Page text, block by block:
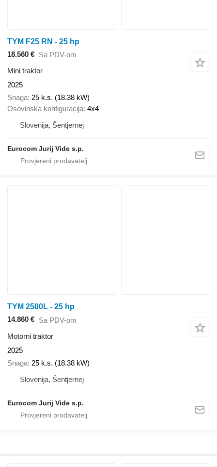
TYM F25 RN - 25 hp
18.560 € Sa PDV-om
Mini traktor
2025
Snaga 25 k.s. (18.38 kW)
Osovinska konfiguracija 4x4
Slovenija, Šentjernej
Eurocom Jurij Vide s.p.
TYM 2500L - 25 hp
14.860 € Sa PDV-om
Motorni traktor
2025
Snaga 25 k.s. (18.38 kW)
Slovenija, Šentjernej
Eurocom Jurij Vide s.p.